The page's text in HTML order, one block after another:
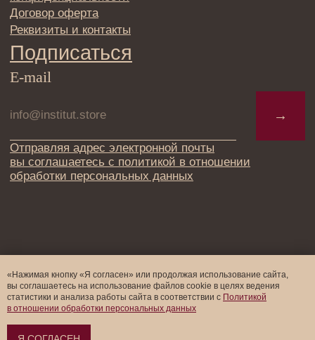
«Нажимая кнопку «Я согласен» или продолжая использование сайта,
вы соглашаетесь на использование файлов cookie в целях ведения
статистики и анализа работы cайта в соответствии с Политикой
в отношении обработки персональных данных